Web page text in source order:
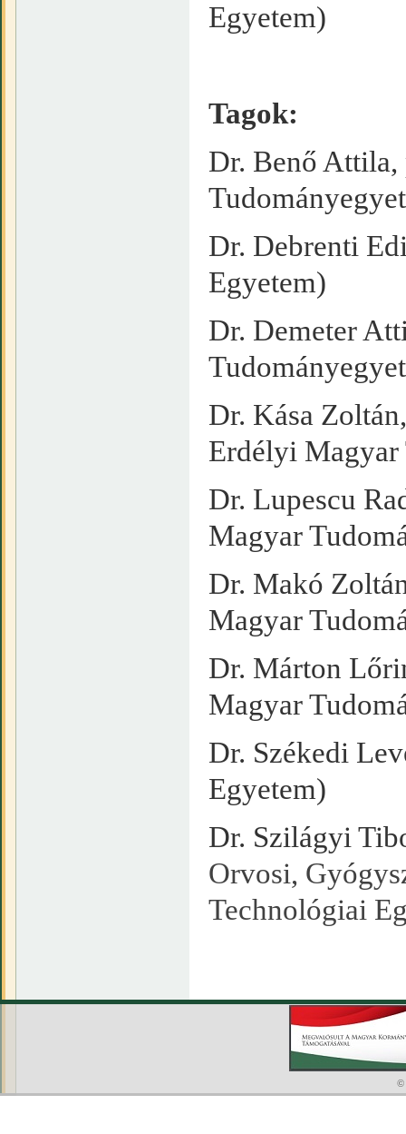
Egyetem)
Tagok:
Dr. Benő
Dr. Debrenti
Egyetem)
Dr. Demeter
Dr. Kása
Erdélyi Magyar
Dr. Lupescu
Magyar
Dr. Makó
Magyar
Dr. Márton
Magyar
Dr. Székedi
Egyetem)
Dr. Szilágyi
Orvosi,
Technológiai
©